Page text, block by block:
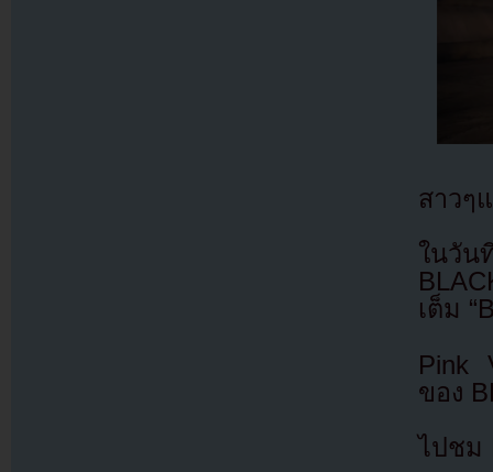
สาวๆ
ในวัน
เต็ม
Pink
ของ
ไปชม